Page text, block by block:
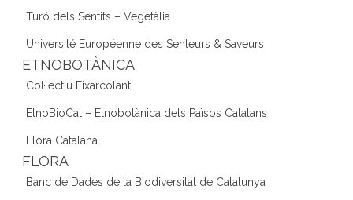
Turó dels Sentits – Vegetàlia
Université Européenne des Senteurs & Saveurs
ETNOBOTÀNICA
Col·lectiu Eixarcolant
EtnoBioCat – Etnobotànica dels Països Catalans
Flora Catalana
FLORA
Banc de Dades de la Biodiversitat de Catalunya